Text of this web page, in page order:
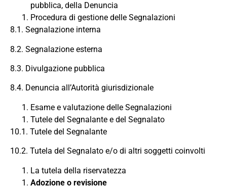
pubblica, della Denuncia
Procedura di gestione delle Segnalazioni
8.1. Segnalazione interna
8.2. Segnalazione esterna
8.3. Divulgazione pubblica
8.4. Denuncia all’Autorità giurisdizionale
Esame e valutazione delle Segnalazioni
Tutele del Segnalante e del Segnalato
10.1. Tutele del Segnalante
10.2. Tutela del Segnalato e/o di altri soggetti coinvolti
La tutela della riservatezza
Adozione o revisione